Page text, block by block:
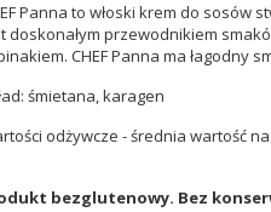
Panna to włoski krem do sosów
doskonałym przewodnikiem
CHEF Panna ma łagodny
śmietana, karagen
odżywcze - średnia wartość na
bezglutenowy. Bez